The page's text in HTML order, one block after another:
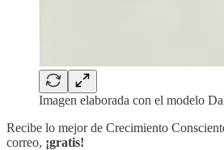
Imagen elaborada con el modelo
Recibe lo mejor de Crecimiento
correo, ¡gratis!